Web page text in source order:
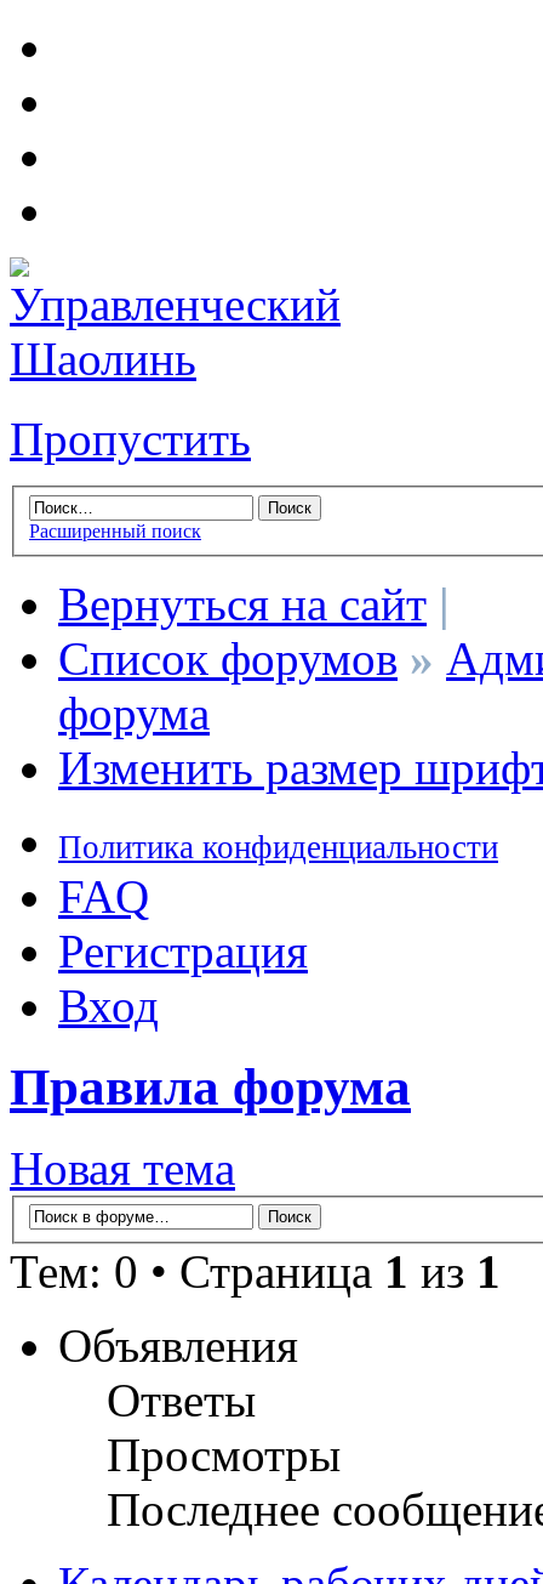
Пропустить
Расширенный поиск
Вернуться на сайт |
Список форумов »
форума
Изменить размер
Политика конфиденциальности
FAQ
Регистрация
Вход
Правила форума
Новая тема
Тем: 0 • Страница 1 из 1
Объявления
Ответы
Просмотры
Последнее